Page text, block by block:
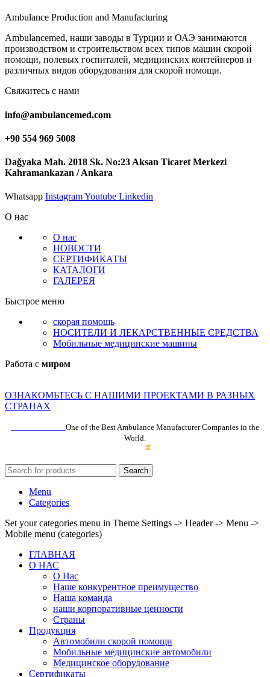
Ambulance Production and Manufacturing
Ambulancemed, наши заводы в Турции и ОАЭ занимаются
производством и строительством всех типов машин скорой
помощи, полевых госпиталей, медицинских контейнеров и
различных видов оборудования для скорой помощи.
Свяжитесь с нами
info@ambulancemed.com
+90 554 969 5008
Dağyaka Mah. 2018 Sk. No:23 Aksan Ticaret Merkezi
Kahramankazan / Ankara
Whatsapp InstagramYoutube Linkedin
О нас
О нас
НОВОСТИ
СЕРТИФИКАТЫ
КАТАЛОГИ
ГАЛЕРЕЯ
Быстрое меню
скорая помощь
НОСИТЕЛИ И ЛЕКАРСТВЕННЫЕ СРЕДСТВА
Мобильные медицинские машины
Работа с миром
ОЗНАКОМЬТЕСЬ С НАШИМИ ПРОЕКТАМИ В РАЗНЫХ
СТРАНАХ
One of the Best Ambulance Manufacturer Companies in the
World.
Search
Menu
Categories
Set your categories menu in Theme Settings -> Header -> Menu ->
Mobile menu (categories)
ГЛАВНАЯ
О НАС
О Нac
Наше конкурентное преимущество
Наша команда
наши корпоративные ценности
Cтраны
Продукция
Автомобили скорой помощи
Мобильные медицинские автомобили
Медицинское оборудование
Сертификаты